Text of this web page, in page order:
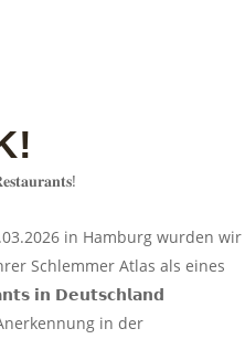
in Hamburg wurden wir
Schlemmer Atlas als eines
𝗶𝗻 𝗗𝗲𝘂𝘁𝘀𝗰𝗵𝗹𝗮𝗻𝗱
in der